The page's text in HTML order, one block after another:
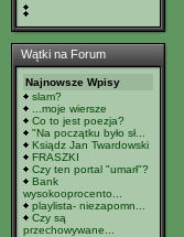
Wątki na Forum
Najnowsze Wpisy
slam?
...moje wiersze
Co to jest poezja?
"Na początku było sł...
Ksiądz Jan Twardowski
FRASZKI
Czy ten portal "umarł"?
Bank
wysokooprocento...
playlista- niezapomn...
Czy są
przechowywane...